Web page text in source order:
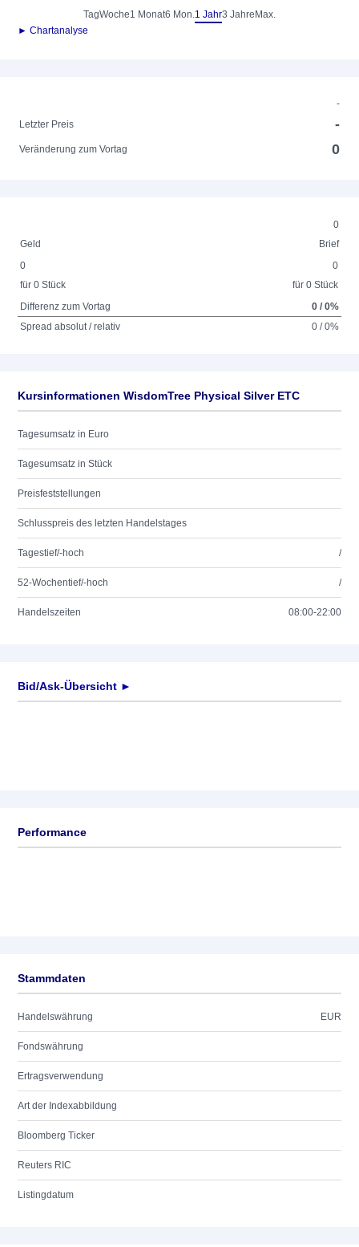
TagWoche1 Monat6 Mon.1 Jahr3 Jahre Max.
► Chartanalyse
-
Letzter Preis
-
Veränderung zum Vortag 0
0
Geld
Brief
0
für 0 Stück
0
für 0 Stück
Differenz zum Vortag
0 / 0%
Spread absolut / relativ
0 / 0%
Kursinformationen WisdomTree Physical Silver ETC
Tagesumsatz in Euro
Tagesumsatz in Stück
Preisfeststellungen
Schlusspreis des letzten Handelstages
Tagestief/-hoch /
52-Wochentief/-hoch /
Handelszeiten 08:00-22:00
Bid/Ask-Übersicht ►
Performance
Stammdaten
Handelswährung EUR
Fondswährung
Ertragsverwendung
Art der Indexabbildung
Bloomberg Ticker
Reuters RIC
Listingdatum